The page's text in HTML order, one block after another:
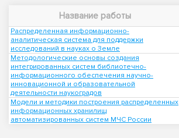
Название работы
Распределенная информационно-
аналитическая система для поддержки
исследований в науках о Земле
Методологические основы создания
интегрированных систем библиотечно-
информационного обеспечения научно-
инновационной и образовательной
деятельности наукоградов
Модели и методики построения распределенных
информационных хранилищ
автоматизированных систем МЧС России